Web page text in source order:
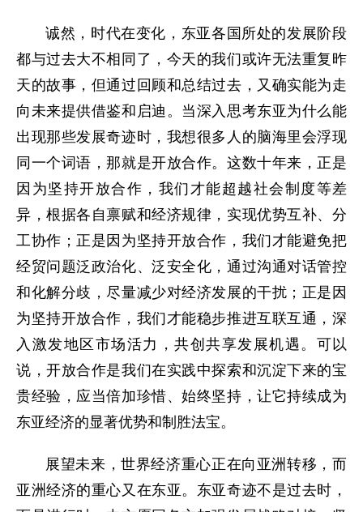
诚然，时代在变化，东亚各国所处的发展阶段
都与过去大不相同了，今天的我们或许无法重复昨
天的故事，但通过回顾和总结过去，又确实能为走
向未来提供借鉴和启迪。当深入思考东亚为什么能
出现那些发展奇迹时，我想很多人的脑海里会浮现
同一个词语，那就是开放合作。这数十年来，正是
因为坚持开放合作，我们才能超越社会制度等差
异，根据各自禀赋和经济规律，实现优势互补、分
工协作；正是因为坚持开放合作，我们才能避免把
经贸问题泛政治化、泛安全化，通过沟通对话管控
和化解分歧，尽量减少对经济发展的干扰；正是因
为坚持开放合作，我们才能稳步推进互联互通，深
入激发地区市场活力，共创共享发展机遇。可以
说，开放合作是我们在实践中探索和沉淀下来的宝
贵经验，应当倍加珍惜、始终坚持，让它持续成为
东亚经济的显著优势和制胜法宝。
展望未来，世界经济重心正在向亚洲转移，而
亚洲经济的重心又在东亚。东亚奇迹不是过去时，